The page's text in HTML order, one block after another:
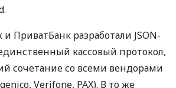
ПриватБанк разработали JSON-
кассовый протокол,
сочетание со всеми вендорами
Verifone, PAX). В то же